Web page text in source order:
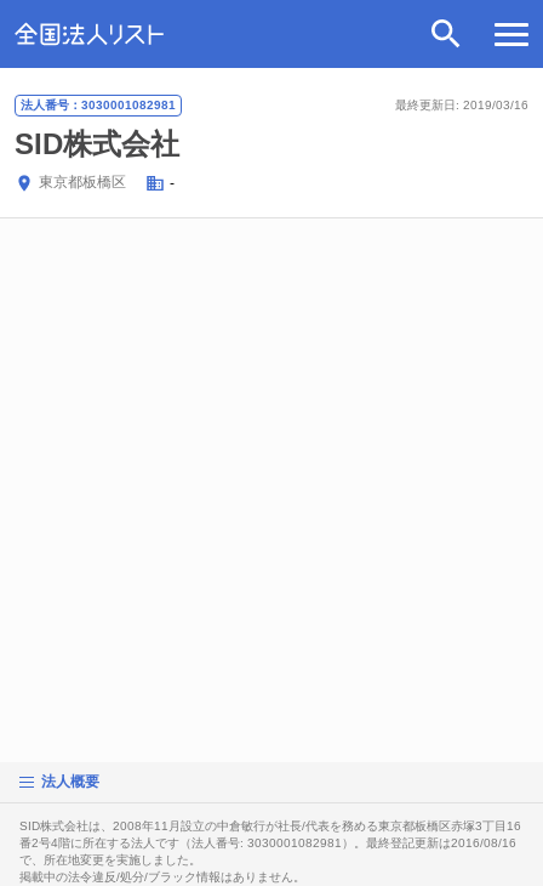
最終更新日: 2019/03/16
法人番号：3030001082981
SID株式会社
東京都板橋区 -
法人概要
SID株式会社は、2008年11月設立の中倉敏行が社長/代表を務める東京都板橋区赤塚3丁目16
番2号4階に所在する法人です（法人番号: 3030001082981）。最終登記更新は2016/08/16
で、所在地変更を実施しました。
掲載中の法令違反/処分/ブラック情報はありません。